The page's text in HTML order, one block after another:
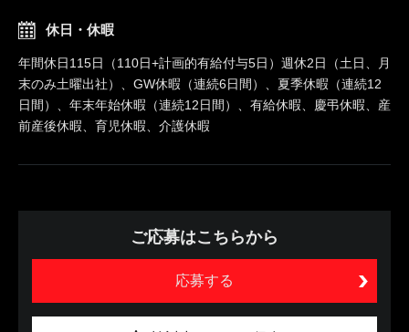
休日・休暇
年間休日115日（110日+計画的有給付与5日）週休2日（土日、月
末のみ土曜出社）、GW休暇（連続6日間）、夏季休暇（連続12
日間）、年末年始休暇（連続12日間）、有給休暇、慶弔休暇、産
前産後休暇、育児休暇、介護休暇
ご応募はこちらから
応募する